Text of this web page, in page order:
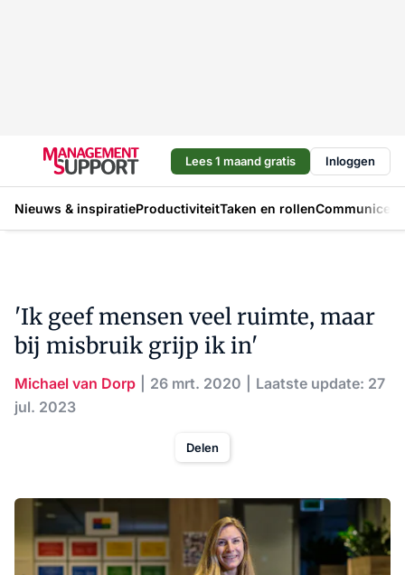
Lees 1 maand gratis Inloggen
Nieuws & inspiratieProductiviteitTaken en rollen
'Ik geef mensen veel ruimte, maar
bij misbruik grijp ik in'
Michael van Dorp 26 mrt. 2020
Laatste update: 27
jul. 2023
Delen